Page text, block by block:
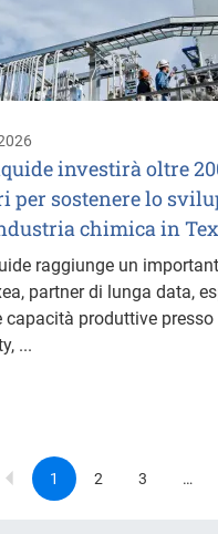
investirà oltre
per sostenere lo
chimica in
raggiunge un
partner di lunga data,
capacità produttive
...
Current
page
1 Page
2 Page
3 …